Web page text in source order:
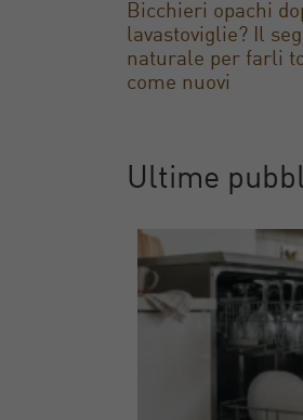
Bicchieri opachi
lavastoviglie? Il
naturale per farli
come nuovi
Ultime